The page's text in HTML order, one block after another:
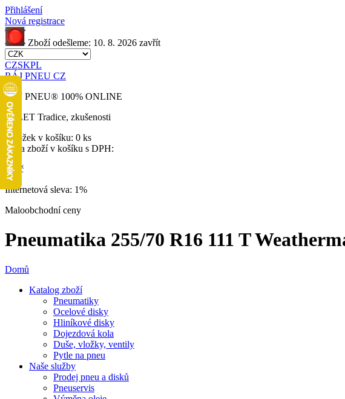
Přihlášení
Nová registrace
Zboží odešleme: 10. 8. 2026 zavřít
CZSKPL
RÁJ PNEU CZ
RÁJ PNEU® 100% ONLINE
32 LET Tradice, zkušenosti
Položek v košíku: 0 ks
Cena zboží v košíku s DPH:
0 Kč
Internetová sleva: 1%
Maloobchodní ceny
Pneumatika 255/70 R16 111 T
Domů
Katalog zboží
Pneumatiky
Ocelové disky
Hliníkové disky
Dojezdová kola
Duše, vložky, ventily
Pytle na pneu
Naše služby
Prodej pneu a disků
Pneuservis